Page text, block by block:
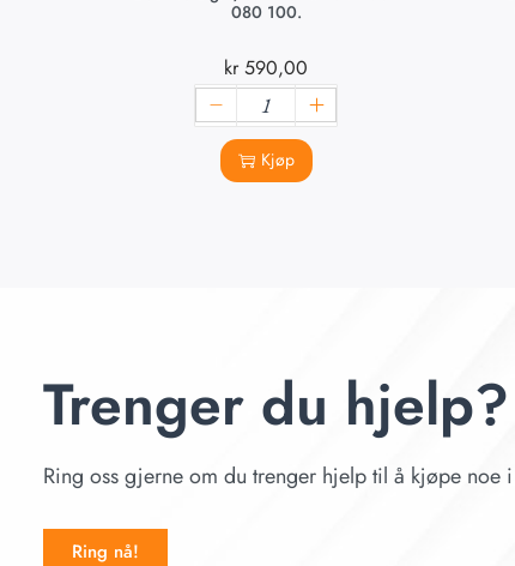
080 100.
kr590,00
Kjøp
Trenger du hjelp?
Ring oss gjerne om du trenger hjelp til å kjøpe noe
Ring nå!